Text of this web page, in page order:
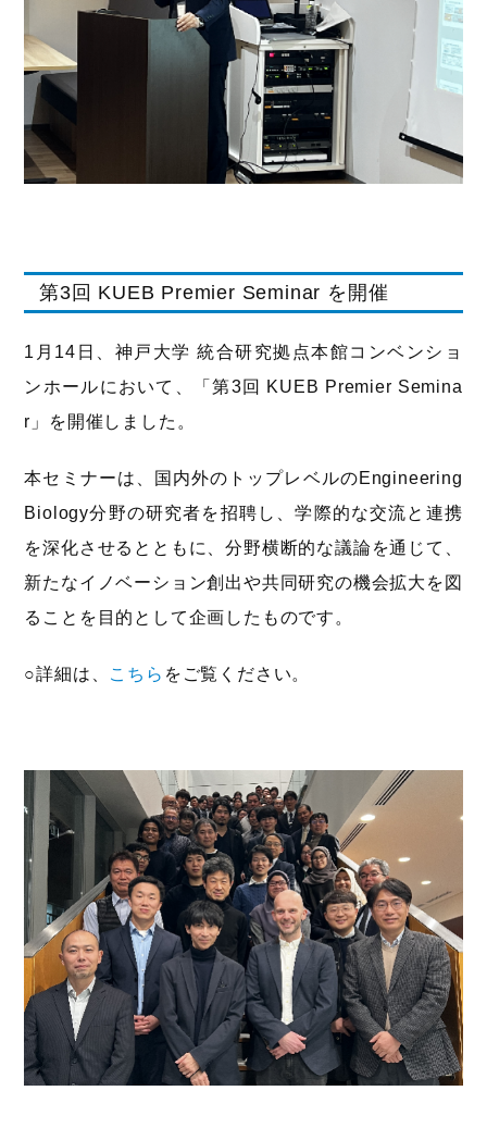
第3回 KUEB Premier Seminar を開催
1月14日、神戸大学 統合研究拠点本館コンベンショ
ンホールにおいて、「第3回 KUEB Premier Semina
r」を開催しました。
本セミナーは、国内外のトップレベルのEngineering
Biology分野の研究者を招聘し、学際的な交流と連携
を深化させるとともに、分野横断的な議論を通じて、
新たなイノベーション創出や共同研究の機会拡大を図
ることを目的として企画したものです。
○詳細は、 こちら をご覧ください。